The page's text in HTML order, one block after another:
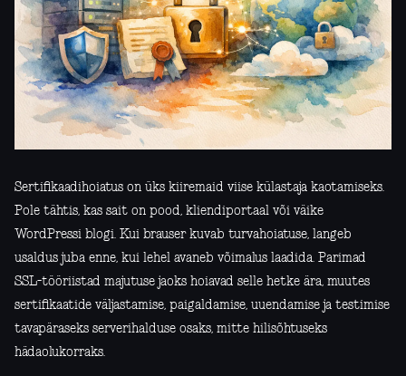
Sertifikaadihoiatus on üks kiiremaid viise külastaja kaotamiseks.
Pole tähtis, kas sait on pood, kliendiportaal või väike
WordPressi blogi. Kui brauser kuvab turvahoiatuse, langeb
usaldus juba enne, kui lehel avaneb võimalus laadida. Parimad
SSL-tööriistad majutuse jaoks hoiavad selle hetke ära, muutes
sertifikaatide väljastamise, paigaldamise, uuendamise ja testimise
tavapäraseks serverihalduse osaks, mitte hilisõhtuseks
hädaolukorraks.